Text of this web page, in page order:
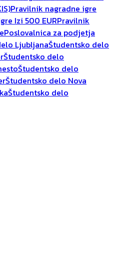
Pravilnik nagradne igre
Izi 500 EURPravilnik
ePoslovalnica za podjetja
LjubljanaŠtudentsko delo
Študentsko delo
Študentsko delo
Študentsko delo Nova
Študentsko delo